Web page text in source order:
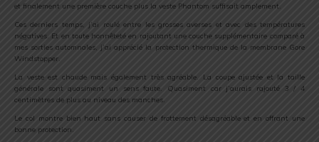
et finalement une première couche plus la veste Phantom suffisait amplement.
Ces derniers temps, j’ai roulé entre les grosses averses et avec des températures
négatives. Et en toute honnêteté en rajoutant une couche supplémentaire comparé à
mes sorties automnales, j’ai apprécié la protection thermique de la membrane Gore
Windstopper.
La veste est chaude mais également très agréable. La coupe ajustée et la taille
générale sont quasiment un sens faute. Quasiment car j’aurais rajouté 3 / 4
centimètres de plus au niveau des manches.
Le col montre bien haut sans causer de frottement désagréable et en offrant une
bonne protection.